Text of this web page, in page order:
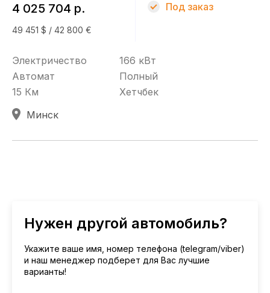
Автомат
Привод
Полный
Кузов
Электричество
166 кВт
Автомат
Полный
15 Км
Хетчбек
Минск
4 025 704 р.
49 451 $ / 42 800 €
Под заказ
Нужен другой автомобиль?
Укажите ваше имя, номер телефона (telegram/viber)
и наш менеджер подберет для Вас лучшие
варианты!